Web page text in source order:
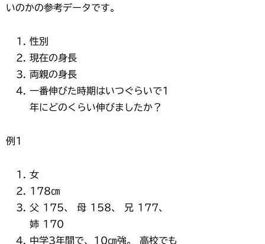
いのかの参考データです。
性別
現在の身長
両親の身長
一番伸びた時期はいつぐらいで1
年にどのくらい伸びましたか？
例1
女
178㎝
父 175、 母 158、 兄 177、
姉 170
中学3年間で、10㎝強。 高校でも